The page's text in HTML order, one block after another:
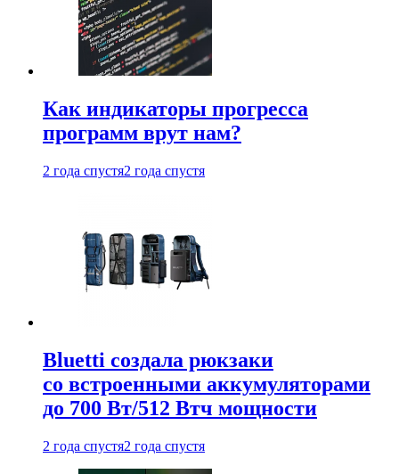
Как индикаторы прогресса
программ врут нам?
2 года спустя2 года спустя
Bluetti создала рюкзаки
со встроенными аккумуляторами
до 700 Вт/512 Втч мощности
2 года спустя2 года спустя